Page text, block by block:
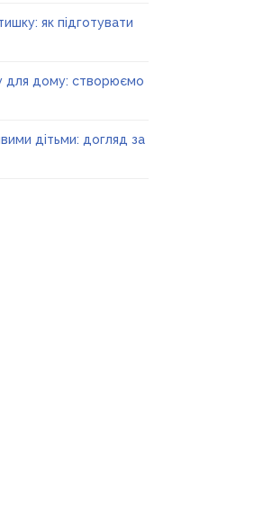
як підготувати
для дому: створюємо
дітьми: догляд за